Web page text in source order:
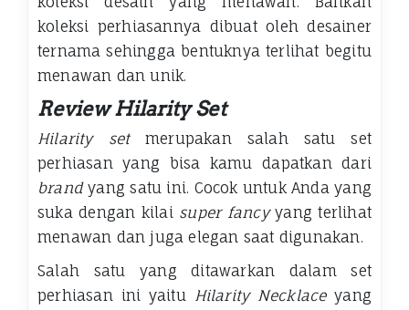
koleksi perhiasannya dibuat oleh desainer
ternama sehingga bentuknya terlihat begitu
menawan dan unik.
Review Hilarity Set
Hilarity setmerupakan salah satu set
perhiasan yang bisa kamu dapatkan dari
brandyang satu ini. Cocok untuk Anda yang
suka dengan kilai super fancyyang terlihat
menawan dan juga elegan saat digunakan.
Salah satu yang ditawarkan dalam set
perhiasan ini yaitu Hilarity Necklaceyang